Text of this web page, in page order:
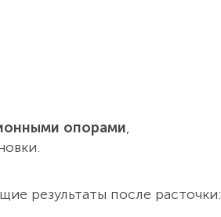
опорами,
результаты после расточки: